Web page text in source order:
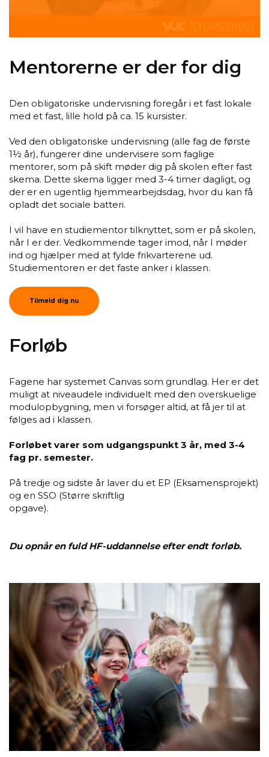
Mentorerne er der for dig
Den obligatoriske undervisning foregår i et fast lokale
med et fast, lille hold på ca. 15 kursister.
Ved den obligatoriske undervisning (alle fag de første
1½ år), fungerer dine undervisere som faglige
mentorer, som på skift møder dig på skolen efter fast
skema. Dette skema ligger med 3-4 timer dagligt, og
der er en ugentlig hjemmearbejdsdag, hvor du kan få
opladt det sociale batteri.
I vil have en studiementor tilknyttet, som er på skolen,
når I er der. Vedkommende tager imod, når I møder
ind og hjælper med at fylde frikvarterene ud.
Studiementoren er det faste anker i klassen.
Tilmeld dig nu
Forløb
Fagene har systemet Canvas som grundlag. Her er det
muligt at niveaudele individuelt med den overskuelige
modulopbygning, men vi forsøger altid, at få jer til at
følges ad i klassen.
Forløbet varer som udgangspunkt 3 år, med 3-4
fag pr. semester.
På tredje og sidste år laver du et EP (Eksamensprojekt)
og en SSO (Større skriftlig
opgave).
Du opnår en fuld HF-uddannelse efter endt forløb.